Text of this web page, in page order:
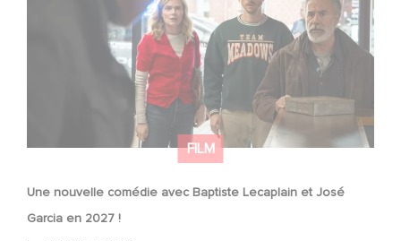
FILM
Une nouvelle comédie avec Baptiste Lecaplain et José
Garcia en 2027 !